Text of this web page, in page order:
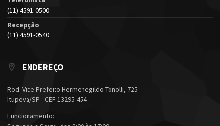
(11) 4591-0500
Recepção
(11) 4591-0540
ENDEREÇO
Rod. Vice Prefeito Hermenegildo Tonolli, 725
Itupeva/SP - CEP 13295-454
Funcionamento: